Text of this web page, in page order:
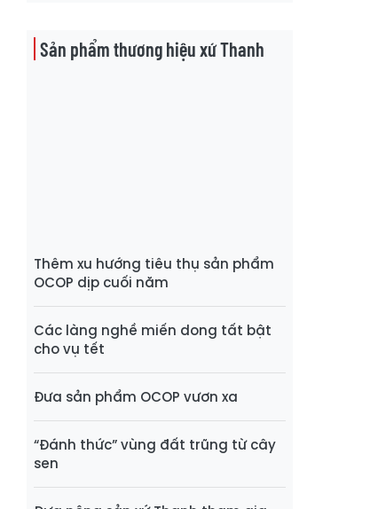
Sản phẩm thương hiệu xứ Thanh
Thêm xu hướng tiêu thụ sản phẩm
OCOP dịp cuối năm
Các làng nghề miến dong tất bật
cho vụ tết
Đưa sản phẩm OCOP vươn xa
“Đánh thức” vùng đất trũng từ cây
sen